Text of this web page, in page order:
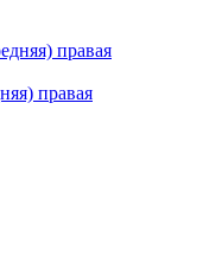
правая